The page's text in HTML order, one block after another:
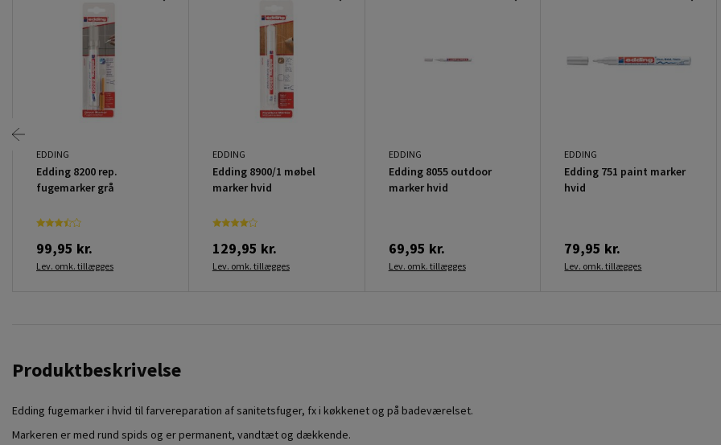
EDDING
Edding 8200 rep.
fugemarker grå
99,95 kr.
Lev. omk. tillægges
EDDING
Edding 8900/1 møbel
marker hvid
129,95 kr.
Lev. omk. tillægges
EDDING
Edding 8055 outdoor
marker hvid
69,95 kr.
Lev. omk. tillægges
EDDING
Edding 751 paint marker
hvid
79,95 kr.
Lev. omk. tillægges
Produktbeskrivelse
Edding fugemarker i hvid til farvereparation af sanitetsfuger, fx i køkkenet og på badeværelset.
Markeren er med rund spids og er permanent, vandtæt og dækkende.